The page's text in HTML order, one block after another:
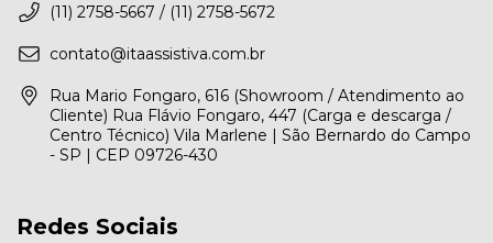
(11) 2758-5667 / (11) 2758-5672
contato@itaassistiva.com.br
Rua Mario Fongaro, 616 (Showroom / Atendimento ao
Cliente) Rua Flávio Fongaro, 447 (Carga e descarga /
Centro Técnico) Vila Marlene | São Bernardo do Campo
- SP | CEP 09726-430
Redes Sociais